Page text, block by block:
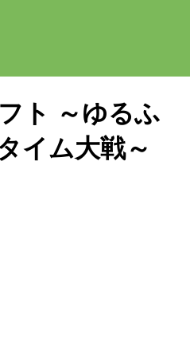
ト ～ゆるふ
イム大戦～